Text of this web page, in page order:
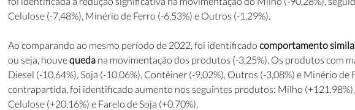
Celulose (-7,48%), Minério de Ferro (-6,53%) e Outros (-1,29%).
Ao comparando ao mesmo período de 2022, foi identificado comportamento
ou seja, houve queda na movimentação dos produtos (-3,25%). Os produtos com
Diesel (-10,64%), Soja (-10,06%), Contêiner (-9,02%), Outros (-3,08%) e Minério de
contrapartida, foi identificado aumento nos seguintes produtos: Milho (+121,98%),
Celulose (+20,16%) e Farelo de Soja (+0,70%).